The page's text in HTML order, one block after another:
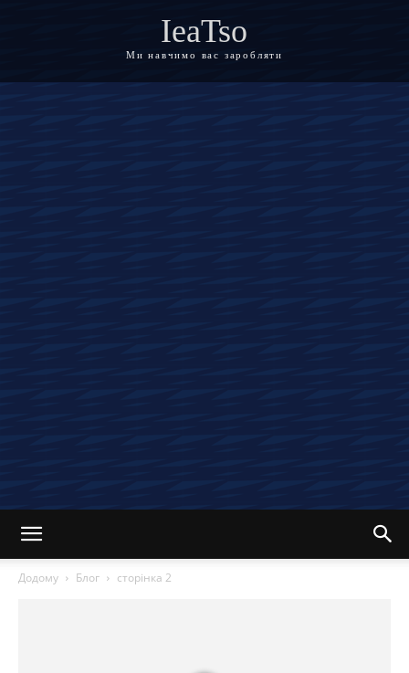
IeaTso
Ми навчимо вас заробляти
Додому Блог сторінка 2